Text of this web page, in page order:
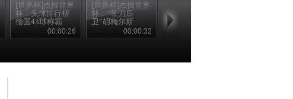
[世界杯]杰报世界
杯：头球排行榜
德国43球称霸
00:00:26
[世界杯]杰报世界
杯：“带刀后
卫”胡梅尔斯
00:00:32